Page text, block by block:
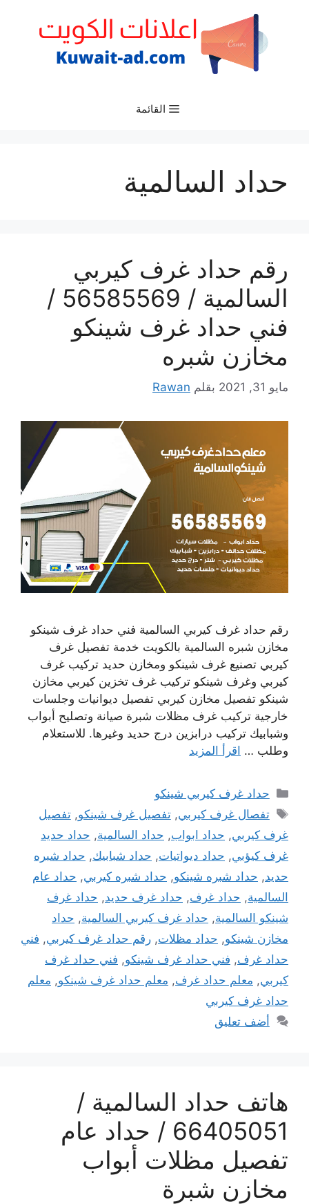
القائمة
حداد السالمية
رقم حداد غرف كيربي
السالمية / 56585569 /
فني حداد غرف شينكو
مخازن شبره
مايو 31, 2021 بقلم Rawan
رقم حداد غرف كيربي السالمية فني حداد غرف شينكو
مخازن شبره السالمية بالكويت خدمة تفصيل غرف
كيربي تصنيع غرف شينكو ومخازن حديد تركيب غرف
كيربي وغرف شينكو تركيب غرف تخزين كيربي مخازن
شينكو تفصيل مخازن كيربي تفصيل ديوانيات وجلسات
خارجية تركيب غرف مظلات شبرة صيانة وتصليح أبواب
وشبابيك تركيب درابزين درج حديد وغيرها. للاستعلام
وطلب … اقرأ المزيد
التصنيفات
حداد غرف كيربي شينكو
الوسوم
تفصال غرف كيربي,تفصيل غرف شينكو,تفصيل
غرف كيربي, حداد ابواب, حداد السالمية, حداد حديد
غرف كيؤبي, حداد ديواتيات, حداد شبابيك, حداد شبره
حديد, حداد شبره شينكو, حداد شبره كيربي, حداد عام
السالمية, حداد غرف, حداد غرف حديد, حداد غرف
شينكو السالمية, حداد غرف كيربي السالمية, حداد
مخازن شينكو, حداد مظلات, رقم حداد غرف كيربي, فني
حداد غرف, فني حداد غرف شينكو, فني حداد غرف
كيربي, معلم حداد غرف, معلم حداد غرف شينكو, معلم
حداد غرف كيربي
أضف تعليق
هاتف حداد السالمية /
66405051 / حداد عام
تفصيل مظلات أبواب
مخازن شبرة